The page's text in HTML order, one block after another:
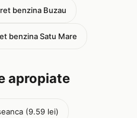
benzina Buzau
benzina Satu Mare
apropiate
(9.59 lei)